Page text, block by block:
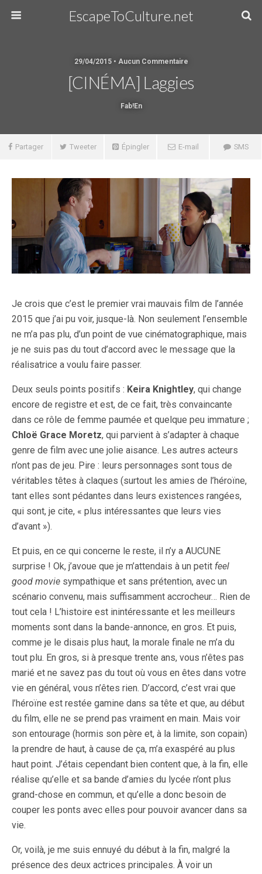
EscapeToCulture.net
29/04/2015 • Aucun Commentaire
[CINÉMA] Laggies
Fab!en
Partager Tweeter Épingler E-mail SMS
Je crois que c’est le premier vrai mauvais film de l’année
2015 que j’ai pu voir, jusque-là. Non seulement l’ensemble
ne m’a pas plu, d’un point de vue cinématographique, mais
je ne suis pas du tout d’accord avec le message que la
réalisatrice a voulu faire passer.
Deux seuls points positifs : Keira Knightley, qui change
encore de registre et est, de ce fait, très convaincante
dans ce rôle de femme paumée et quelque peu immature ;
Chloë Grace Moretz, qui parvient à s’adapter à chaque
genre de film avec une jolie aisance. Les autres acteurs
n’ont pas de jeu. Pire : leurs personnages sont tous de
véritables têtes à claques (surtout les amies de l’héroïne,
tant elles sont pédantes dans leurs existences rangées,
qui sont, je cite, « plus intéressantes que leurs vies
d’avant »).
Et puis, en ce qui concerne le reste, il n’y a AUCUNE
surprise ! Ok, j’avoue que je m’attendais à un petit feel
good movie sympathique et sans prétention, avec un
scénario convenu, mais suffisamment accrocheur… Rien de
tout cela ! L’histoire est inintéressante et les meilleurs
moments sont dans la bande-annonce, en gros. Et puis,
comme je le disais plus haut, la morale finale ne m’a du
tout plu. En gros, si à presque trente ans, vous n’êtes pas
marié et ne savez pas du tout où vous en êtes dans votre
vie en général, vous n’êtes rien. D’accord, c’est vrai que
l’héroïne est restée gamine dans sa tête et que, au début
du film, elle ne se prend pas vraiment en main. Mais voir
son entourage (hormis son père et, à la limite, son copain)
la prendre de haut, à cause de ça, m’a exaspéré au plus
haut point. J’étais cependant bien content que, à la fin, elle
réalise qu’elle et sa bande d’amies du lycée n’ont plus
grand-chose en commun, et qu’elle a donc besoin de
couper les ponts avec elles pour pouvoir avancer dans sa
vie.
Or, voilà, je me suis ennuyé du début à la fin, malgré la
présence des deux actrices principales. À voir un